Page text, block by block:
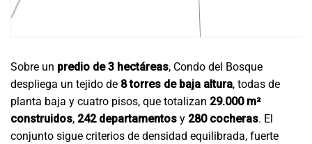
Sobre un predio de 3 hectáreas, Condo del Bosque
despliega un tejido de 8 torres de baja altura, todas de
planta baja y cuatro pisos, que totalizan 29.000 m²
construidos, 242 departamentos y 280 cocheras. El
conjunto sigue criterios de densidad equilibrada, fuerte